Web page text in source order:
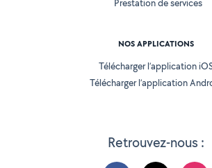
Retrouvez-nous :
Prestation de services
NOS APPLICATIONS
Télécharger l’application
Télécharger l’application